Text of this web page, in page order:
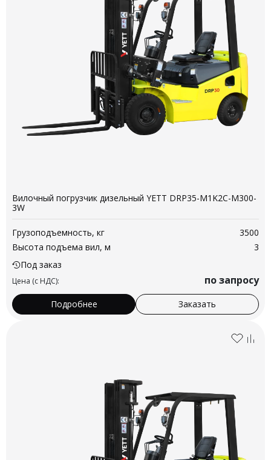
Вилочный погрузчик дизельный YETT DRP35-M1K2C-M300-
3W
Грузоподъемность, кг
3500
Высота подъема вил, м
3
Под заказ
Цена (с НДС): по запросу
Подробнее Заказать